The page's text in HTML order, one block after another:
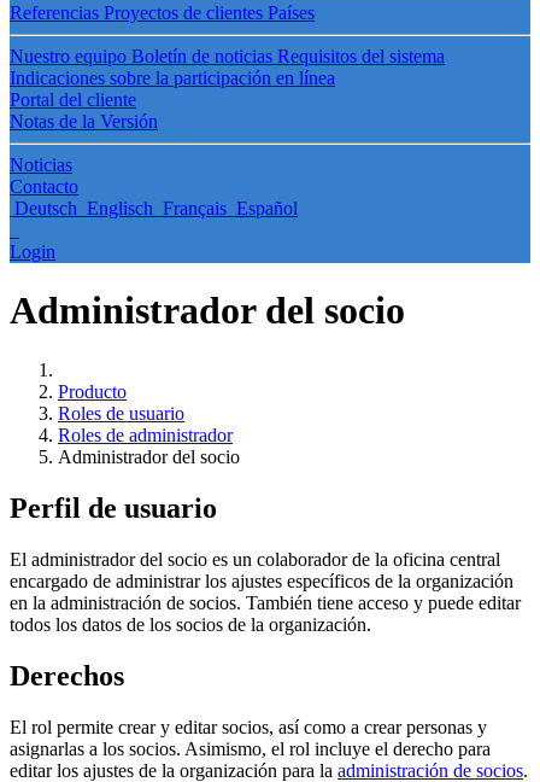
Referencias Proyectos de clientes Países
Nuestro equipo Boletín de noticias Requisitos del sistema
Indicaciones sobre la participación en línea
Portal del cliente
Notas de la Versión
Noticias
Contacto
Deutsch Englisch Français Español
Login
Administrador del socio
Producto
Roles de usuario
Roles de administrador
Administrador del socio
Perfil de usuario
El administrador del socio es un colaborador de la oficina central
encargado de administrar los ajustes específicos de la organización
en la administración de socios. También tiene acceso y puede editar
todos los datos de los socios de la organización.
Derechos
El rol permite crear y editar socios, así como a crear personas y
asignarlas a los socios. Asimismo, el rol incluye el derecho para
editar los ajustes de la organización para la administración de socios.